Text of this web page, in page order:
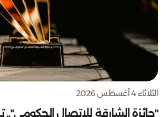
الثلاثاء 4 أغسطس 2026
"جائزة الشارقة للاتصال